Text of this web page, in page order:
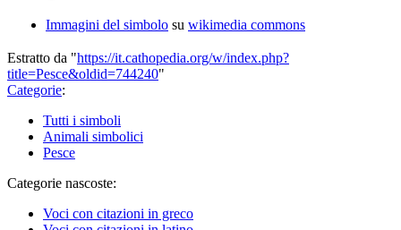
Immagini del simbolo su wikimedia commons
Estratto da "https://it.cathopedia.org/w/index.php?
title=Pesce&oldid=744240"
Categorie:
Tutti i simboli
Animali simbolici
Pesce
Categorie nascoste:
Voci con citazioni in greco